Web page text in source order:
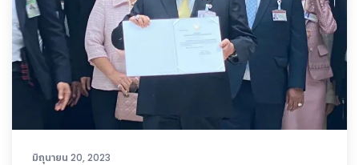
มิถุนายน 20, 2023